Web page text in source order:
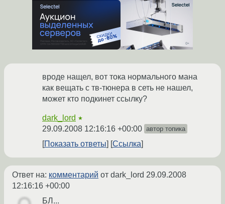
вроде нащел, вот тока нормального мана
как вещать с тв-тюнера в сеть не нашел,
может кто подкинет ссылку?
dark_lord ★
29.09.2008 12:16:16 +00:00 автор топика
Показать ответы Ссылка
Ответ на: комментарий от dark_lord 29.09.2008
12:16:16 +00:00
БЛ...